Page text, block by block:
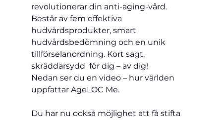
revolutionerar din anti-aging-vård.
Består av fem effektiva
hudvårdsprodukter, smart
hudvårdsbedömning och en unik
tillförselanordning. Kort sagt,
skräddarsydd  för dig – av dig!
Nedan ser du en video – hur världen
uppfattar AgeLOC Me.
Du har nu också möjlighet att få stifta